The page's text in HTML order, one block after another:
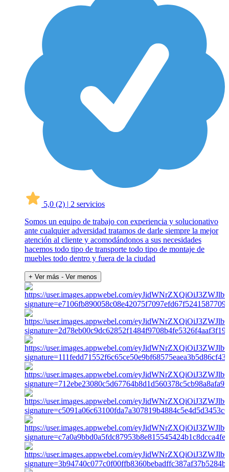
5,0 (2) | 2 servicios
Somos un equipo de trabajo con experiencia y solucionativo
ante cualquier adversidad tratamos de darle siempre la mejor
atención al cliente y acomodándonos a sus necesidades
hacemos todo tipo de transporte todo tipo de montaje de
muebles todo dentro y fuera de la ciudad
+ Ver más - Ver menos